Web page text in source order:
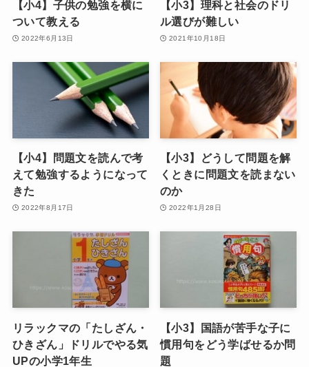
【小4】子供の勉強を横に
ついて教える
2022年6月13日
【小3】理科と社会のドリ
ル選びが難しい
2021年10月18日
【小4】問題文を読んで考
えて勉強するようになって
きた
2022年8月17日
【小3】どうして問題を解
くときに問題文を読まない
のか
2022年1月28日
リラックマの「たしざん・
ひきざん」ドリルでやる気
UPの小学1年生
【小3】国語が苦手な子に
慣用句をどう学ばせるか問
題